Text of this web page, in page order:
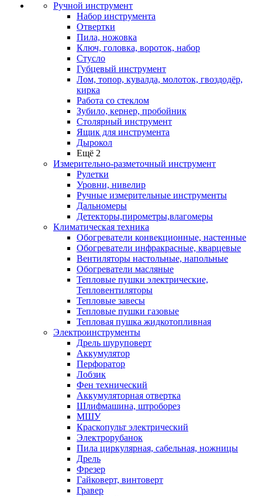
Ручной инструмент
Набор инструмента
Отвертки
Пила, ножовка
Ключ, головка, вороток, набор
Стусло
Губцевый инструмент
Лом, топор, кувалда, молоток, гвоздодёр,
кирка
Работа со стеклом
Зубило, кернер, пробойник
Столярный инструмент
Ящик для инструмента
Дырокол
Ещё 2
Измерительно-разметочный инструмент
Рулетки
Уровни, нивелир
Ручные измерительные инструменты
Дальномеры
Детекторы,пирометры,влагомеры
Климатическая техника
Обогреватели конвекционные, настенные
Обогреватели инфракрасные, кварцевые
Вентиляторы настольные, напольные
Обогреватели масляные
Тепловые пушки электрические,
Тепловентиляторы
Тепловые завесы
Тепловые пушки газовые
Тепловая пушка жидкотопливная
Электроинструменты
Дрель шуруповерт
Аккумулятор
Перфоратор
Лобзик
Фен технический
Аккумуляторная отвертка
Шлифмашина, штроборез
МШУ
Краскопульт электрический
Электрорубанок
Пила циркулярная, сабельная, ножницы
Дрель
Фрезер
Гайковерт, винтоверт
Гравер